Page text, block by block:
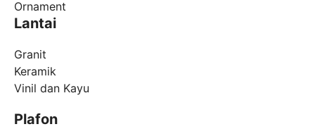
Ornament
Lantai
Granit
Keramik
Vinil dan Kayu
Plafon